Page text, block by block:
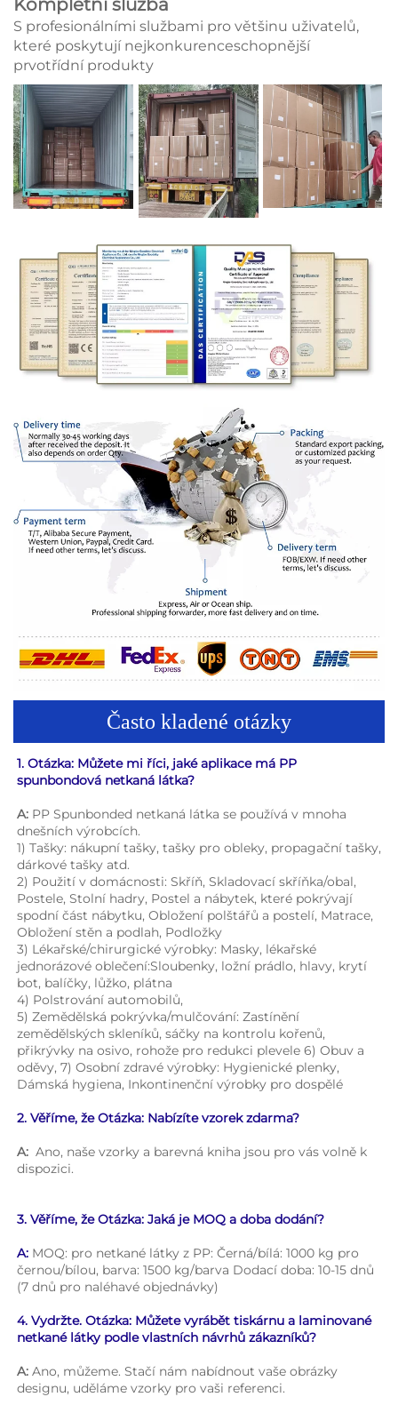
Kompletní služba
S profesionálními službami pro většinu uživatelů,
které poskytují nejkonkurenceschopnější
prvotřídní produkty
Často kladené otázky
1. Otázka: Můžete mi říci, jaké aplikace má PP
spunbondová netkaná látka?
A: PP Spunbonded netkaná látka se používá v mnoha
dnešních výrobcích.
1) Tašky: nákupní tašky, tašky pro obleky, propagační tašky,
dárkové tašky atd.
2) Použití v domácnosti: Skříň, Skladovací skříňka/obal,
Postele, Stolní hadry, Postel a nábytek, které pokrývají
spodní část nábytku, Obložení polštářů a postelí, Matrace,
Obložení stěn a podlah, Podložky
3) Lékařské/chirurgické výrobky: Masky, lékařské
jednorázové oblečení:Sloubenky, ložní prádlo, hlavy, krytí
bot, balíčky, lůžko, plátna
4) Polstrování automobilů,
5) Zemědělská pokrývka/mulčování: Zastínění
zemědělských skleníků, sáčky na kontrolu kořenů,
přikrývky na osivo, rohože pro redukci plevele 6) Obuv a
oděvy, 7) Osobní zdravé výrobky: Hygienické plenky,
Dámská hygiena, Inkontinenční výrobky pro dospělé
2. Věříme, že Otázka: Nabízíte vzorek zdarma?
A: Ano, naše vzorky a barevná kniha jsou pro vás volně k
dispozici.
3. Věříme, že Otázka: Jaká je MOQ a doba dodání?
A: MOQ: pro netkané látky z PP: Černá/bílá: 1000 kg pro
černou/bílou, barva: 1500 kg/barva Dodací doba: 10-15 dnů
(7 dnů pro naléhavé objednávky)
4. Vydržte. Otázka: Můžete vyrábět tiskárnu a laminované
netkané látky podle vlastních návrhů zákazníků?
A: Ano, můžeme. Stačí nám nabídnout vaše obrázky
designu, uděláme vzorky pro vaši referenci.